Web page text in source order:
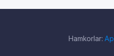
Hamkorlar: